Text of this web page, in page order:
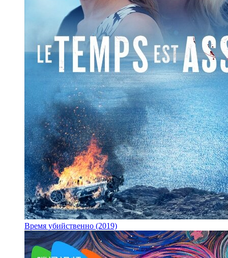
Время убийственно (2019)